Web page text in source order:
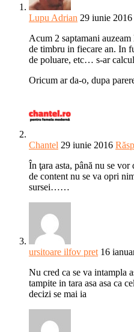
Lupu Adrian 29 iunie 2016
Acum 2 saptamani
de timbru in fiecare an. In
de poluare, etc… s-ar
Oricum ar da-o, dupa
Chantel 29 iunie 2016
În ţara asta, până nu se
de content nu se va opri
sursei……
ursitoare ilfov pret 16
Nu cred ca se va intampla
tampite in tara asa asa ca
decizi se mai ia